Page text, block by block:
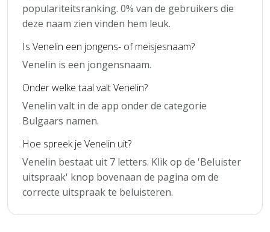
populariteitsranking. 0% van de gebruikers die
deze naam zien vinden hem leuk.
Is Venelin een jongens- of meisjesnaam?
Venelin is een jongensnaam.
Onder welke taal valt Venelin?
Venelin valt in de app onder de categorie
Bulgaars namen.
Hoe spreek je Venelin uit?
Venelin bestaat uit 7 letters. Klik op de 'Beluister
uitspraak' knop bovenaan de pagina om de
correcte uitspraak te beluisteren.